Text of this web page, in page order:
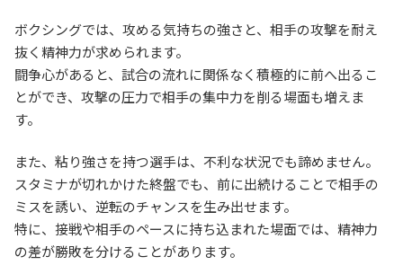
ボクシングでは、攻める気持ちの強さと、相手の攻撃を耐え
抜く精神力が求められます。
闘争心があると、試合の流れに関係なく積極的に前へ出るこ
とができ、攻撃の圧力で相手の集中力を削る場面も増えま
す。
また、粘り強さを持つ選手は、不利な状況でも諦めません。
スタミナが切れかけた終盤でも、前に出続けることで相手の
ミスを誘い、逆転のチャンスを生み出せます。
特に、接戦や相手のペースに持ち込まれた場面では、精神力
の差が勝敗を分けることがあります。